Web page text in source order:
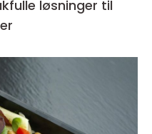
løsninger til